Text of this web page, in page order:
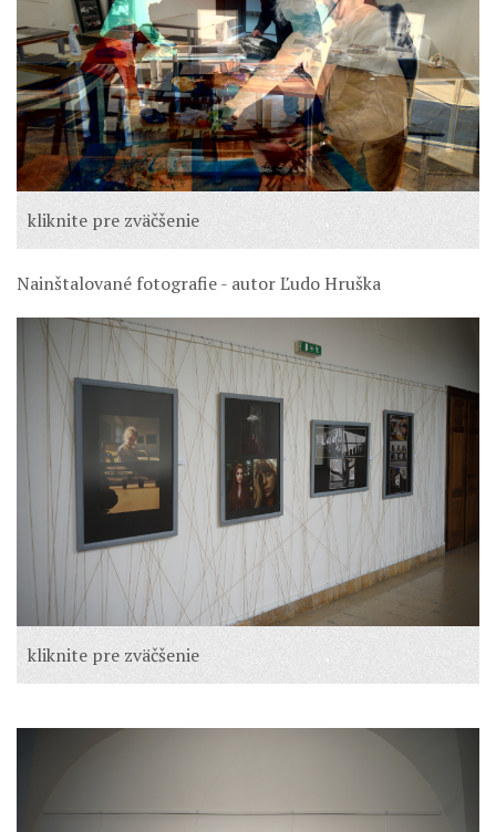
kliknite pre zväčšenie
Nainštalované fotografie - autor Ľudo Hruška
kliknite pre zväčšenie